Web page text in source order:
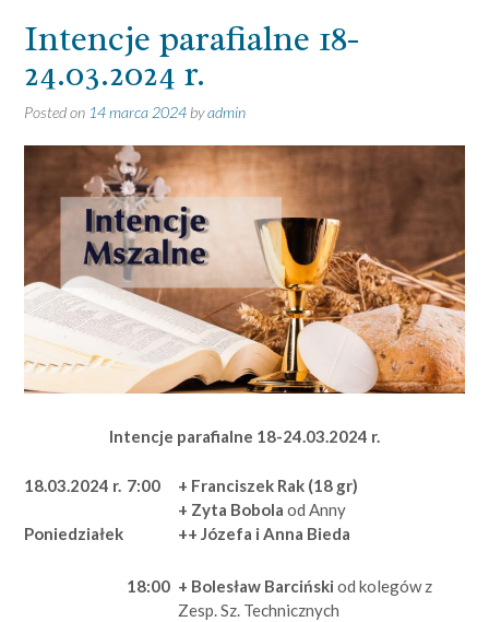
Intencje parafialne 18-
24.03.2024 r.
Posted on 14 marca 2024 byadmin
Intencje parafialne 18-24.03.2024 r.
18.03.2024 r.
Poniedziałek
7:00
+ Franciszek Rak (18 gr)
+ Zyta Bobola od Anny
++ Józefa i Anna Bieda
18:00 + Bolesław Barciński od kolegów z
Zesp. Sz. Technicznych